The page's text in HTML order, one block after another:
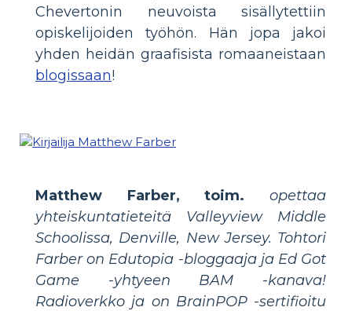
Chevertonin neuvoista sisällytettiin
opiskelijoiden työhön. Hän jopa jakoi
yhden heidän graafisista romaaneistaan
blogissaan!
Matthew Farber, toim.
opettaa
yhteiskuntatieteitä Valleyview Middle
Schoolissa, Denville, New Jersey. Tohtori
Farber on Edutopia -bloggaaja ja Ed Got
Game -yhtyeen BAM -kanava!
Radioverkko ja on BrainPOP -sertifioitu